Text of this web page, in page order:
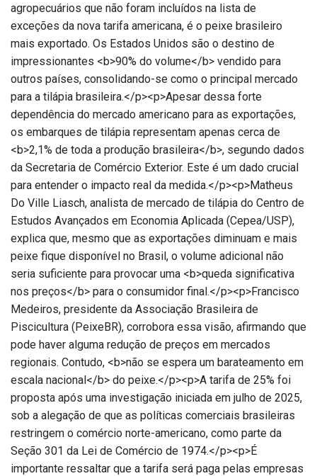
agropecuários que não foram incluídos na lista de
exceções da nova tarifa americana, é o peixe brasileiro
mais exportado. Os Estados Unidos são o destino de
impressionantes <b>90% do volume</b> vendido para
outros países, consolidando-se como o principal mercado
para a tilápia brasileira.</p><p>Apesar dessa forte
dependência do mercado americano para as exportações,
os embarques de tilápia representam apenas cerca de
<b>2,1% de toda a produção brasileira</b>, segundo dados
da Secretaria de Comércio Exterior. Este é um dado crucial
para entender o impacto real da medida.</p><p>Matheus
Do Ville Liasch, analista de mercado de tilápia do Centro de
Estudos Avançados em Economia Aplicada (Cepea/USP),
explica que, mesmo que as exportações diminuam e mais
peixe fique disponível no Brasil, o volume adicional não
seria suficiente para provocar uma <b>queda significativa
nos preços</b> para o consumidor final.</p><p>Francisco
Medeiros, presidente da Associação Brasileira de
Piscicultura (PeixeBR), corrobora essa visão, afirmando que
pode haver alguma redução de preços em mercados
regionais. Contudo, <b>não se espera um barateamento em
escala nacional</b> do peixe.</p><p>A tarifa de 25% foi
proposta após uma investigação iniciada em julho de 2025,
sob a alegação de que as políticas comerciais brasileiras
restringem o comércio norte-americano, como parte da
Seção 301 da Lei de Comércio de 1974.</p><p>É
importante ressaltar que a tarifa será paga pelas empresas